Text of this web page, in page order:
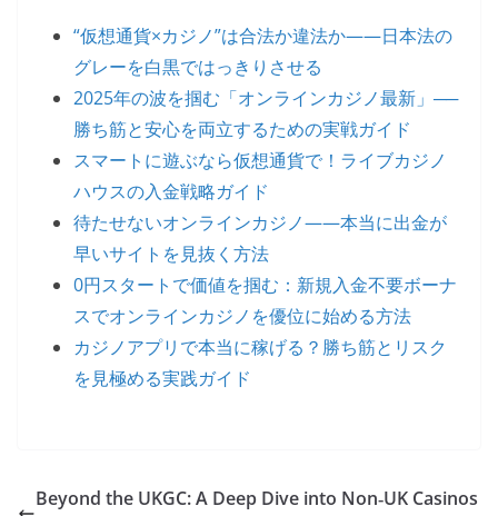
“仮想通貨×カジノ”は合法か違法か——日本法の
グレーを白黒ではっきりさせる
2025年の波を掴む「オンラインカジノ最新」──
勝ち筋と安心を両立するための実戦ガイド
スマートに遊ぶなら仮想通貨で！ライブカジノ
ハウスの入金戦略ガイド
待たせないオンラインカジノ——本当に出金が
早いサイトを見抜く方法
0円スタートで価値を掴む：新規入金不要ボーナ
スでオンラインカジノを優位に始める方法
カジノアプリで本当に稼げる？勝ち筋とリスク
を見極める実践ガイド
Beyond the UKGC: A Deep Dive into Non‑UK Casinos